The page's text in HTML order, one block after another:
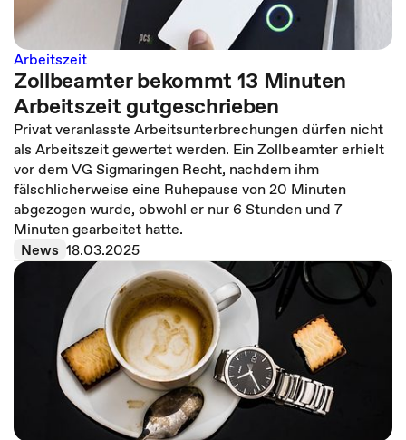
Arbeitszeit
Zollbeamter bekommt 13 Minuten
Arbeitszeit gutgeschrieben
Privat veranlasste Arbeitsunterbrechungen dürfen nicht
als Arbeitszeit gewertet werden. Ein Zollbeamter erhielt
vor dem VG Sigmaringen Recht, nachdem ihm
fälschlicherweise eine Ruhepause von 20 Minuten
abgezogen wurde, obwohl er nur 6 Stunden und 7
Minuten gearbeitet hatte.
News 18.03.2025